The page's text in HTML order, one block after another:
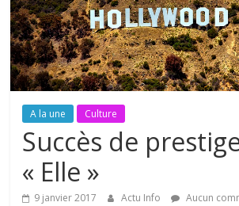
A la une Culture
Succès de
« Elle »
9 janvier 2017 Actu Info Aucun